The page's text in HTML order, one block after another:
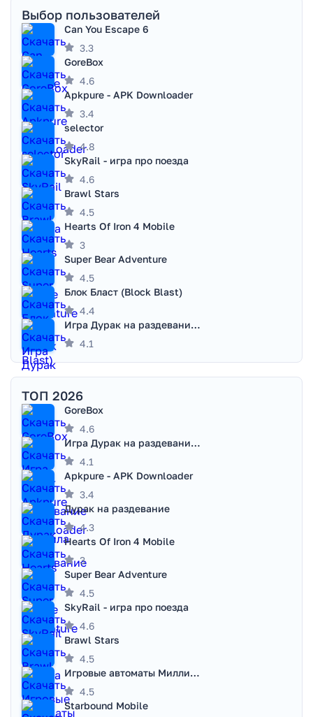
Выбор пользователей
Can You Escape 6
3.3
GoreBox
4.6
Apkpure - APK Downloader
3.4
selector
4.8
SkyRail - игра про поезда
4.6
Brawl Stars
4.5
Hearts Of Iron 4 Mobile
3
Super Bear Adventure
4.5
Блок Бласт (Block Blast)
4.4
Игра Дурак на раздевание - Правила игры
4.1
ТОП 2026
GoreBox
4.6
Игра Дурак на раздевание - Правила игры
4.1
Apkpure - APK Downloader
3.4
Дурак на раздевание
4.3
Hearts Of Iron 4 Mobile
3
Super Bear Adventure
4.5
SkyRail - игра про поезда
4.6
Brawl Stars
4.5
Игровые автоматы Миллионер
4.5
Starbound Mobile